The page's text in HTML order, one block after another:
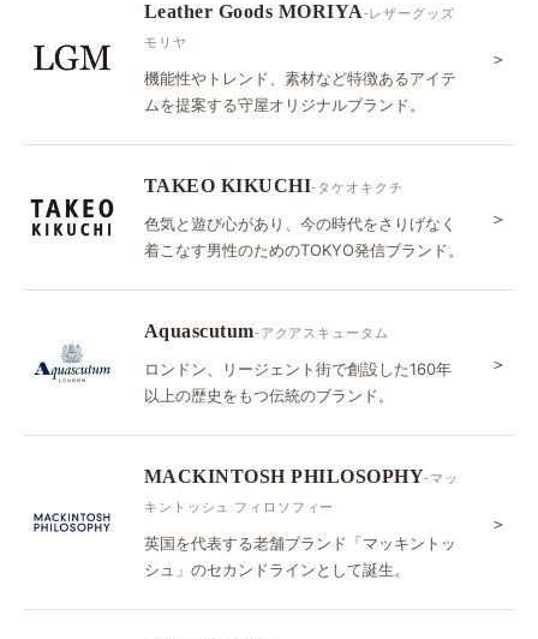
Leather Goods MORIYA-レザーグッズ
モリヤ
機能性やトレンド、素材など特徴あるアイテ
ムを提案する守屋オリジナルブランド。
＞
TAKEO KIKUCHI-タケオキクチ
色気と遊び心があり、今の時代をさりげなく
着こなす男性のためのTOKYO発信ブランド。
＞
Aquascutum-アクアスキュータム
ロンドン、リージェント街で創設した160年
以上の歴史をもつ伝統のブランド。
＞
MACKINTOSH PHILOSOPHY-マッ
キントッシュ フィロソフィー
英国を代表する老舗ブランド「マッキントッ
シュ」のセカンドラインとして誕生。
＞